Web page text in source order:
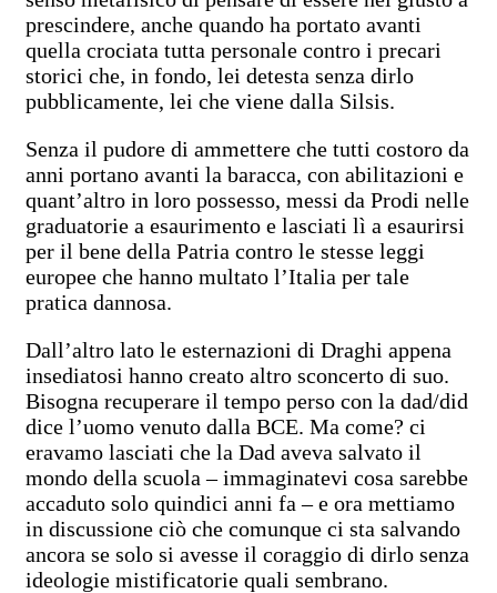
prescindere, anche quando ha portato avanti
quella crociata tutta personale contro i precari
storici che, in fondo, lei detesta senza dirlo
pubblicamente, lei che viene dalla Silsis.
Senza il pudore di ammettere che tutti costoro da
anni portano avanti la baracca, con abilitazioni e
quant’altro in loro possesso, messi da Prodi nelle
graduatorie a esaurimento e lasciati lì a esaurirsi
per il bene della Patria contro le stesse leggi
europee che hanno multato l’Italia per tale
pratica dannosa.
Dall’altro lato le esternazioni di Draghi appena
insediatosi hanno creato altro sconcerto di suo.
Bisogna recuperare il tempo perso con la dad/did
dice l’uomo venuto dalla BCE. Ma come? ci
eravamo lasciati che la Dad aveva salvato il
mondo della scuola – immaginatevi cosa sarebbe
accaduto solo quindici anni fa – e ora mettiamo
in discussione ciò che comunque ci sta salvando
ancora se solo si avesse il coraggio di dirlo senza
ideologie mistificatorie quali sembrano.